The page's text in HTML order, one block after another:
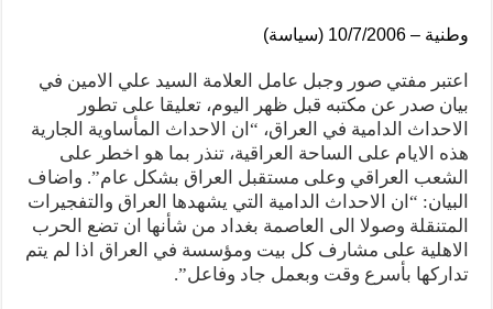
وطنية – 10/7/2006 (سياسة)
اعتبر مفتي صور وجبل عامل العلامة السيد علي الامين في
بيان صدر عن مكتبه قبل ظهر اليوم، تعليقا على تطور
الاحداث الدامية في العراق، “ان الاحداث المأساوية الجارية
هذه الايام على الساحة العراقية، تنذر بما هو اخطر على
الشعب العراقي وعلى مستقبل العراق بشكل عام”. واضاف
البيان: “ان الاحداث الدامية التي يشهدها العراق والتفجيرات
المتنقلة وصولا الى العاصمة بغداد من شأنها ان تضع الحرب
الاهلية على مشارف كل بيت ومؤسسة في العراق اذا لم يتم
تداركها بأسرع وقت وبعمل جاد وفاعل”.